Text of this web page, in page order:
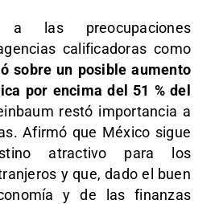
a las preocupaciones
calificadoras como
sobre un posible aumento
por encima del 51 % del
restó importancia a
Afirmó que México sigue
atractivo para los
y que, dado el buen
y de las finanzas